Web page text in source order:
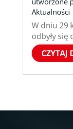
Aktualności
W dniu 29
odbyły się
CZYTAJ